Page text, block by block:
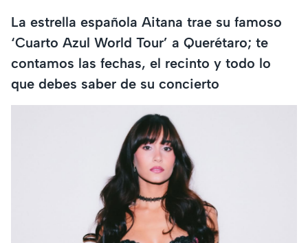
La estrella española Aitana trae su famoso
‘Cuarto Azul World Tour’ a Querétaro; te
contamos las fechas, el recinto y todo lo
que debes saber de su concierto